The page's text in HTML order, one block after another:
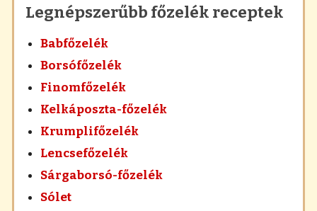
Legnépszerűbb főzelék receptek
Babfőzelék
Borsófőzelék
Finomfőzelék
Kelkáposzta-főzelék
Krumplifőzelék
Lencsefőzelék
Sárgaborsó-főzelék
Sólet